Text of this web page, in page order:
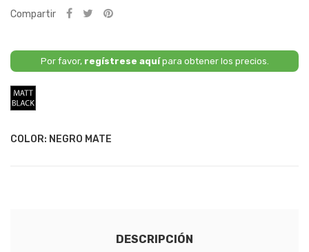
Compartir
Por favor, regístrese aquípara obtener los precios.
COLOR: NEGRO MATE
DESCRIPCIÓN